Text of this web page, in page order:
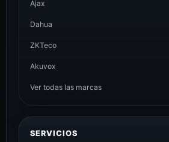
Ajax
Dahua
ZKTeco
Akuvox
Ver todas las marcas
SERVICIOS